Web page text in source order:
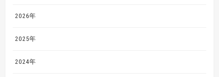
2026年
2025年
2024年